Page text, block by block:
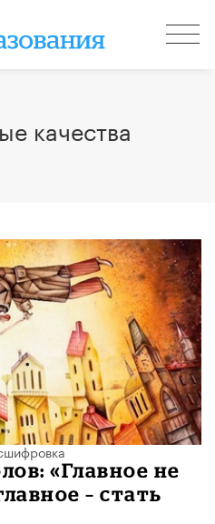
качества
«Главное не
– стать